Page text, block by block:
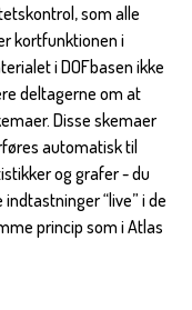
som alle
kortfunktionen i
i DOFbasen ikke
deltagerne om at
Disse skemaer
automatisk til
og grafer - du
“live” i de
princip som i Atlas